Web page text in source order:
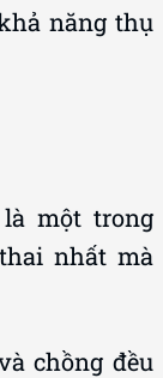
năng thụ
một trong
nhất mà
chồng đều